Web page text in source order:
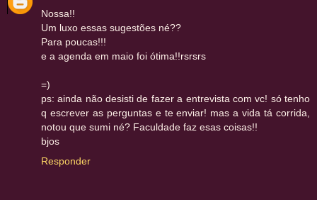
Nossa!!
Um luxo essas sugestões né??
Para poucas!!!
e a agenda em maio foi ótima!!rsrsrs
=)
ps: ainda não desisti de fazer a entrevista com vc! só tenho
q escrever as perguntas e te enviar! mas a vida tá corrida,
notou que sumi né? Faculdade faz esas coisas!!
bjos
Responder